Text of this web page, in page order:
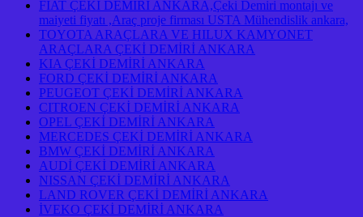
FIAT ÇEKİ DEMİRİ ANKARA,Çeki Demiri montajı ve
maiyeti fiyatı ,Araç proje firması USTA Mühendislik ankara,
TOYOTA ARAÇLARA VE HILUX KAMYONET
ARAÇLARA ÇEKİ DEMİRİ ANKARA
KIA ÇEKİ DEMİRİ ANKARA
FORD ÇEKİ DEMİRİ ANKARA
PEUGEOT ÇEKİ DEMİRİ ANKARA
CITROEN ÇEKİ DEMİRİ ANKARA
OPEL ÇEKİ DEMİRİ ANKARA
MERCEDES ÇEKİ DEMİRİ ANKARA
BMW ÇEKİ DEMİRİ ANKARA
AUDİ ÇEKİ DEMİRİ ANKARA
NISSAN ÇEKİ DEMİRİ ANKARA
LAND ROVER ÇEKİ DEMİRİ ANKARA
İVEKO ÇEKİ DEMİRİ ANKARA